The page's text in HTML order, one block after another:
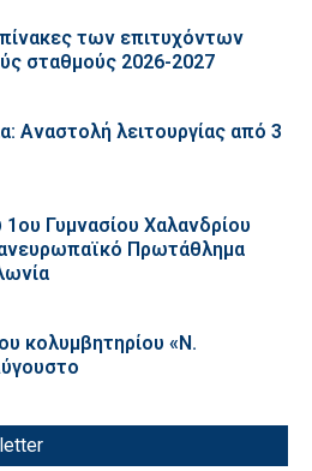
των επιτυχόντων
σταθμούς 2026-2027
Αναστολή λειτουργίας από 3
Γυμνασίου Χαλανδρίου
Πρωτάθλημα
κολυμβητηρίου «Ν.